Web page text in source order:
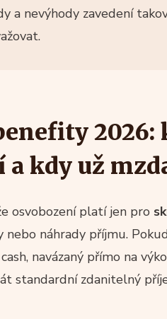
a nevýhody zavedení
2026:
kdy už
osvobození platí jen pro
nebo náhrady příjmu.
navázaný přímo na
standardní zdanitelný